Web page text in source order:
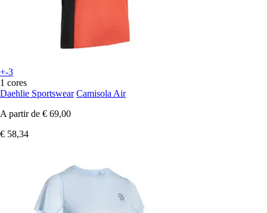
+-3
1 cores
Daehlie Sportswear Camisola Air
A partir de € 69,00
€ 58,34